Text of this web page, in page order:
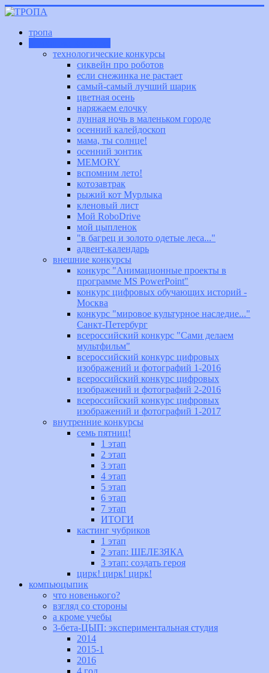
тропа
технологические конкурсы
сиквейн про роботов
если снежинка не растает
самый-самый лучший шарик
цветная осень
наряжаем елочку
лунная ночь в маленьком городе
осенний калейдоскоп
мама, ты солнце!
осенний зонтик
MEMORY
вспомним лето!
котозавтрак
рыжий кот Мурлыка
кленовый лист
Мой RoboDrive
мой цыпленок
"в багрец и золото одетые леса..."
адвент-календарь
внешние конкурсы
конкурс "Анимационные проекты в
программе MS PowerPoint"
конкурс цифровых обучающих историй -
Москва
конкурс "мировое культурное наследие..."
Санкт-Петербург
всероссийский конкурс "Сами делаем
мультфильм"
всероссийский конкурс цифровых
изображений и фотографий 1-2016
всероссийский конкурс цифровых
изображений и фотографий 2-2016
всероссийский конкурс цифровых
изображений и фотографий 1-2017
внутренние конкурсы
семь пятниц!
1 этап
2 этап
3 этап
4 этап
5 этап
6 этап
7 этап
ИТОГИ
кастинг чубриков
1 этап
2 этап: ШЕЛЕЗЯКА
3 этап: создать героя
цирк! цирк! цирк!
компьюцыпик
что новенького?
взгляд со стороны
а кроме учебы
3-бета-ЦЫП: экспериментальная студия
2014
2015-1
2016
4 год